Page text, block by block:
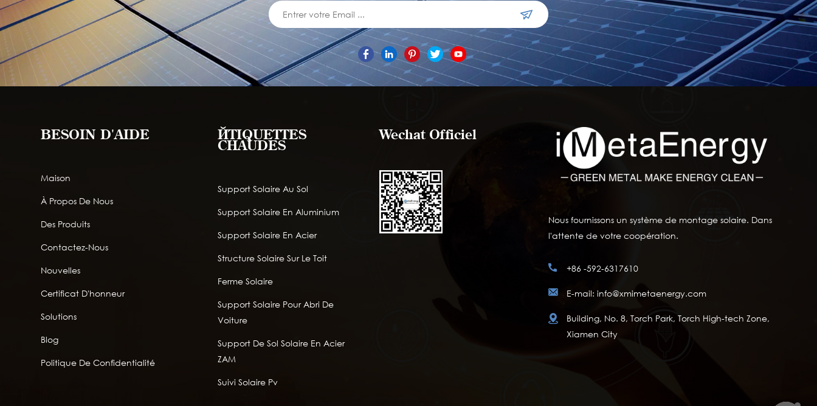
BESOIN D'AIDE
Maison
À Propos De Nous
Des Produits
Contactez-Nous
Nouvelles
Certificat D'honneur
Solutions
Blog
Politique De Confidentialité
ÉTIQUETTES
CHAUDES
Support Solaire Au Sol
Support Solaire En Aluminium
Support Solaire En Acier
Structure Solaire Sur Le Toit
Ferme Solaire
Support Solaire Pour Abri De
Voiture
Support De Sol Solaire En Acier
ZAM
Suivi Solaire Pv
Wechat Officiel
Nous fournissons un système de montage solaire. Dans
l'attente de votre coopération.
+86 -592-6317610
E-mail: info@xmimetaenergy.com
Building, No. 8, Torch Park, Torch High-tech Zone,
Xiamen City